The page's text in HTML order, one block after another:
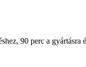
90 perc a gyártásra